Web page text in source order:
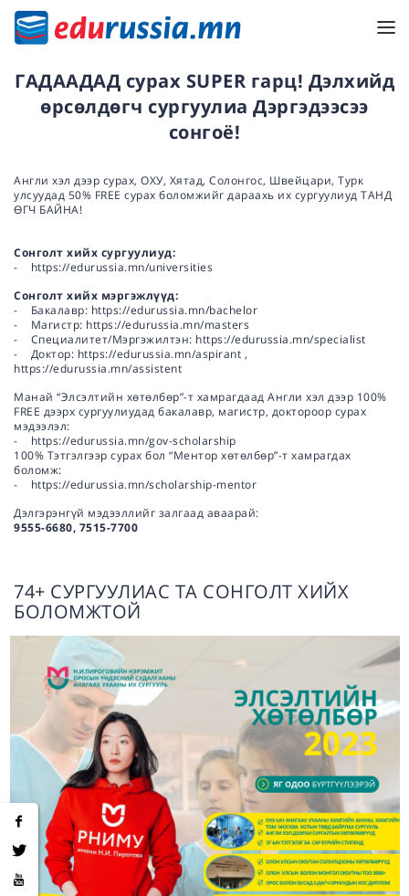
ГАДААДАД сурах SUPER гарц! Дэлхийд
өрсөлдөгч сургуулиа Дэргэдээсээ
сонгоё!
Англи хэл дээр сурах, ОХУ, Хятад, Солонгос, Швейцари, Турк
улсуудад 50% FREE сурах боломжийг дараахь их сургуулиуд ТАНД
ӨГЧ БАЙНА!
Сонголт хийх сургуулиуд:
- https://edurussia.mn/universities
Сонголт хийх мэргэжлүүд:
- Бакалавр: https://edurussia.mn/bachelor
- Магистр: https://edurussia.mn/masters
- Специалитет/Мэргэжилтэн: https://edurussia.mn/specialist
- Доктор: https://edurussia.mn/aspirant ,
https://edurussia.mn/assistent
Манай “Элсэлтийн хөтөлбөр”-т хамрагдаад Англи хэл дээр 100%
FREE дээрх сургуулиудад бакалавр, магистр, доктороор сурах
мэдээлэл:
- https://edurussia.mn/gov-scholarship
100% Тэтгэлгээр сурах бол “Ментор хөтөлбөр”-т хамрагдах
боломж:
- https://edurussia.mn/scholarship-mentor
Дэлгэрэнгүй мэдээллийг залгаад аваарай:
9555-6680, 7515-7700
74+ СУРГУУЛИАС ТА СОНГОЛТ ХИЙХ
БОЛОМЖТОЙ